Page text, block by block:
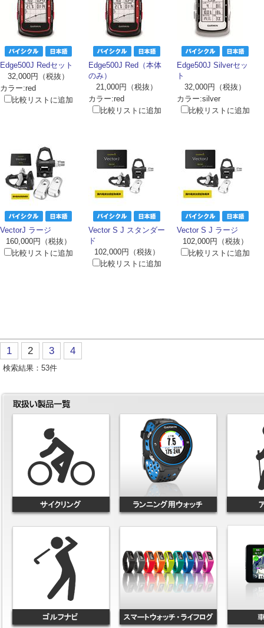
Edge500J Redセット
32,000円（税抜）
カラー:red
比較リストに追加
Edge500J Red（本体
のみ）
21,000円（税抜）
カラー:red
比較リストに追加
Edge500J Silverセッ
ト
32,000円（税抜）
カラー:silver
比較リストに追加
VectorJ ラージ
160,000円（税抜）
比較リストに追加
Vector S J スタンダー
ド
102,000円（税抜）
比較リストに追加
Vector S J ラージ
102,000円（税抜）
比較リストに追加
1 2 3 4
検索結果： 53件